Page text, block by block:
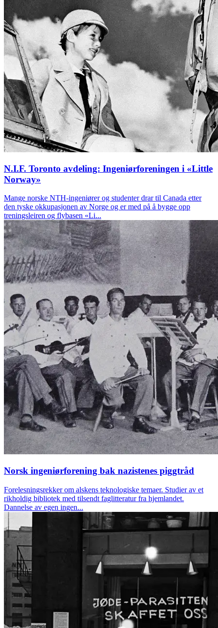
N.I.F. Toronto avdeling: Ingeniørforeningen i «Little
Norway»
Mange norske NTH-ingeniører og studenter drar til Canada etter
den tyske okkupasjonen av Norge og er med på å bygge opp
treningsleiren og flybasen «Li...
Norsk ingeniørforening bak nazistenes piggtråd
Forelesningsrekker om alskens teknologiske temaer. Studier av et
rikholdig bibliotek med tilsendt faglitteratur fra hjemlandet.
Dannelse av egen ingen...